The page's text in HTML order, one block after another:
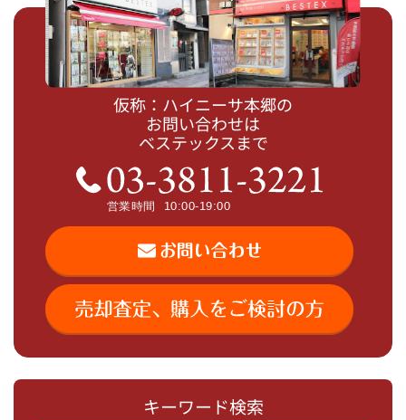
キーワード検索
仮称：ハイニーサ本郷の
お問い合わせは
ベステックスまで